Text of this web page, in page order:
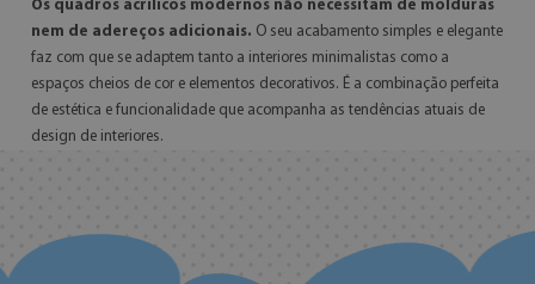
Os quadros acrílicos modernos não necessitam de molduras
nem de adereços adicionais. O seu acabamento simples e elegante
faz com que se adaptem tanto a interiores minimalistas como a
espaços cheios de cor e elementos decorativos. É a combinação perfeita
de estética e funcionalidade que acompanha as tendências atuais de
design de interiores.